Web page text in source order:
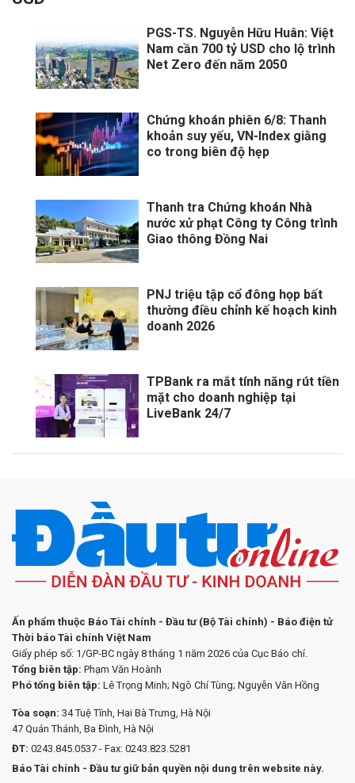
PGS-TS. Nguyễn Hữu Huân: Việt
Nam cần 700 tỷ USD cho lộ trình
Net Zero đến năm 2050
Chứng khoán phiên 6/8: Thanh
khoản suy yếu, VN-Index giằng
co trong biên độ hẹp
Thanh tra Chứng khoán Nhà
nước xử phạt Công ty Công trình
Giao thông Đồng Nai
PNJ triệu tập cổ đông họp bất
thường điều chỉnh kế hoạch kinh
doanh 2026
TPBank ra mắt tính năng rút tiền
mặt cho doanh nghiệp tại
LiveBank 24/7
Ấn phẩm thuộc Báo Tài chính - Đầu tư (Bộ Tài chính) - Báo điện tử
Thời báo Tài chính Việt Nam
Giấy phép số: 1/GP-BC ngày 8 tháng 1 năm 2026 của Cục Báo chí.
Tổng biên tập: Phạm Văn Hoành
Phó tổng biên tập: Lê Trọng Minh; Ngô Chí Tùng; Nguyễn Văn Hồng
Tòa soạn: 34 Tuệ Tĩnh, Hai Bà Trưng, Hà Nội
47 Quán Thánh, Ba Đình, Hà Nội
ĐT: 0243.845.0537 - Fax: 0243.823.5281
Báo Tài chính - Đầu tư giữ bản quyền nội dung trên website này.